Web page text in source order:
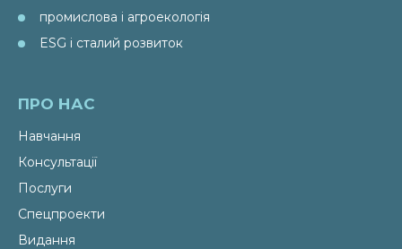
промислова і агроекологія
ESG і сталий розвиток
ПРО НАС
Навчання
Консультації
Послуги
Спецпроекти
Видання